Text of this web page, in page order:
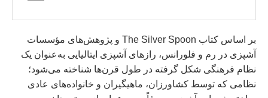
بر اساس کتاب The Silver Spoon و پژوهش‌های مؤسسات
آشپزی در رم و فلورانس، رازهای آشپزی ایتالیایی به‌عنوان یک
نظام فرهنگی شکل گرفته در طول قرن‌ها شناخته می‌شود؛
نظامی که توسط کشاورزان، ماهیگیران و خانواده‌های عادی